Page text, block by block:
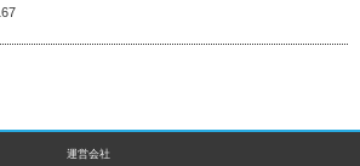
運営会社